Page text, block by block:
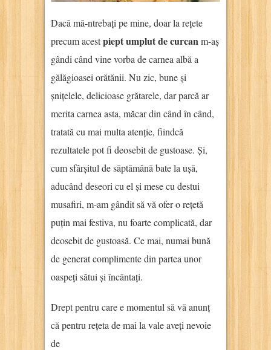
Dacă mă-ntrebați pe mine, doar la rețete
precum acestpiept umplut de curcanm-aș
gândi când vine vorba de carnea albă a
gălăgioasei orătănii. Nu zic, bune și
șnițelele, delicioase grătarele, dar parcă ar
merita carnea asta, măcar din când în când,
tratată cu mai multa atenție, fiindcă
rezultatele pot fi deosebit de gustoase. Și,
cum sfârșitul de săptămână bate la ușă,
aducând deseori cu el și mese cu destui
musafiri, m-am gândit să vă ofer o rețetă
puțin mai festiva, nu foarte complicată, dar
deosebit de gustoasă. Ce mai, numai bună
de generat complimente din partea unor
oaspeți sătui și încântați.
Drept pentru care e momentul să vă anunț
că pentru rețeta de mai la vale aveți nevoie
de